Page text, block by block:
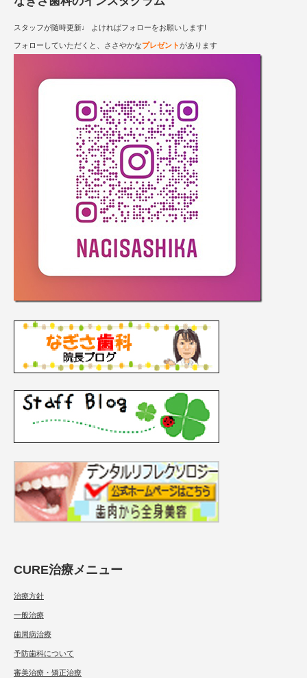
スタッフが随時更新♩ よければフォローをお願いします!
フォローしていただくと、ささやかなプレゼントがあります
CURE治療メニュー
治療方針
一般治療
歯周病治療
予防歯科について
審美治療・矯正治療